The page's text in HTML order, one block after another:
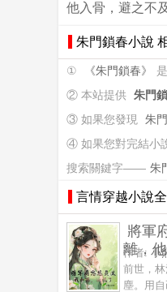
他入骨，避之不
朱門鎖春小說
① 《朱門鎖春》
② 本站提供 朱門
③ 如果您發現 朱
④ 如果您對完結小
搜索關鍵字—— 朱
言情穿越小說
將軍
離，
作者: 小
前世，
塵。用